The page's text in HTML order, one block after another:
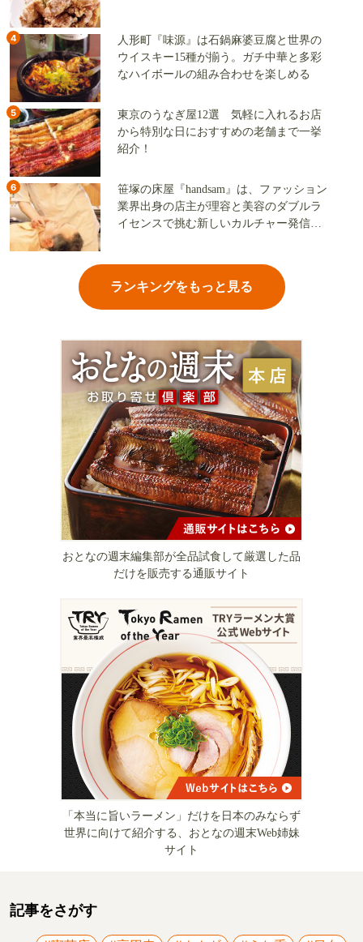
4
人形町『味源』は石鍋麻婆豆腐と世界の
ウイスキー15種が揃う。ガチ中華と多彩
なハイボールの組み合わせを楽しめる
5
東京のうなぎ屋12選 気軽に入れるお店
から特別な日におすすめの老舗まで一挙
紹介！
6
笹塚の床屋『handsam』は、ファッション
業界出身の店主が理容と美容のダブルラ
イセンスで挑む新しいカルチャー発信基
ランキングをもっと見る
おとなの週末編集部が全品試食して厳選した品
だけを販売する通販サイト
「本当に旨いラーメン」だけを日本のみならず
世界に向けて紹介する、おとなの週末Web姉妹
サイト
記事をさがす